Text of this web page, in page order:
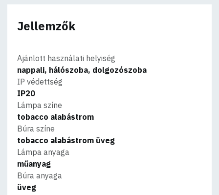
Jellemzők
Ajánlott használati helyiség
nappali, hálószoba, dolgozószoba
IP védettség
IP20
Lámpa színe
tobacco alabástrom
Búra színe
tobacco alabástrom üveg
Lámpa anyaga
műanyag
Búra anyaga
üveg